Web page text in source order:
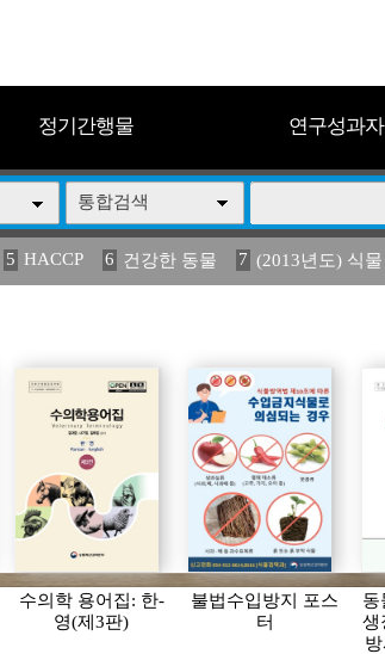
정기간행물 연구성과
통합검색
5 HACCP 6 건강한 동물 7 (2013년도) 식물
(2013년도) 식 15 구제역 16 관리 17 연
수의학 용어집: 한-
영(제3판)
불법수입방지 포스
터
동
생